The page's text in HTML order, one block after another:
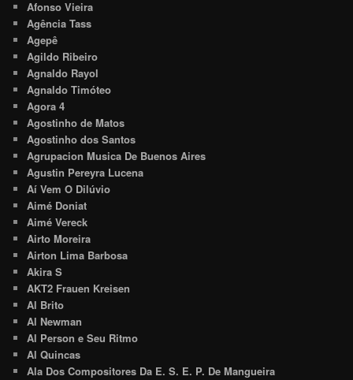
Afonso Vieira
Agência Tass
Agepê
Agildo Ribeiro
Agnaldo Rayol
Agnaldo Timóteo
Agora 4
Agostinho de Matos
Agostinho dos Santos
Agrupacion Musica De Buenos Aires
Agustin Pereyra Lucena
Aí Vem O Dilúvio
Aimé Doniat
Aimé Vereck
Airto Moreira
Airton Lima Barbosa
Akira S
AKT2 Frauen Kreisen
Al Brito
Al Newman
Al Person e Seu Ritmo
Al Quincas
Ala Dos Compositores Da E. S. E. P. De Mangueira